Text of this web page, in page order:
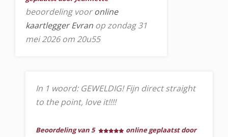
beoordeling vooronline
kaartlegger Evran op zondag 31
mei 2026 om 20u55
In 1 woord: GEWELDIG! Fijn direct straight
to the point, love it!!!!
Beoordeling van 5
online geplaatst door